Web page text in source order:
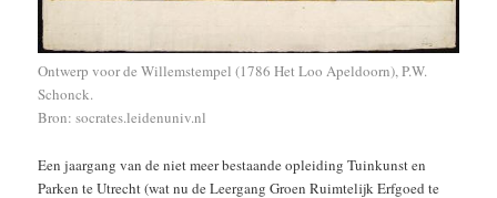
Ontwerp voor de Willemstempel (1786 Het Loo Apeldoorn), P.W.
Schonck.
Bron: socrates.leidenuniv.nl
Een jaargang van de niet meer bestaande opleiding Tuinkunst en
Parken te Utrecht (wat nu de Leergang Groen Ruimtelijk Erfgoed te